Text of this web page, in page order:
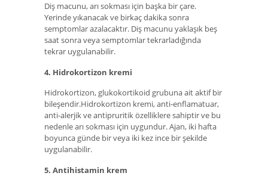
Diş macunu, arı sokması için başka bir çare.
Yerinde yıkanacak ve birkaç dakika sonra
semptomlar azalacaktır. Diş macunu yaklaşık beş
saat sonra veya semptomlar tekrarladığında
tekrar uygulanabilir.
4. Hidrokortizon kremi
Hidrokortizon, glukokortikoid grubuna ait aktif bir
bileşendir.Hidrokortizon kremi, anti-enflamatuar,
anti-alerjik ve antipruritik özelliklere sahiptir ve bu
nedenle arı sokması için uygundur. Ajan, iki hafta
boyunca günde bir veya iki kez ince bir şekilde
uygulanabilir.
5. Antihistamin krem